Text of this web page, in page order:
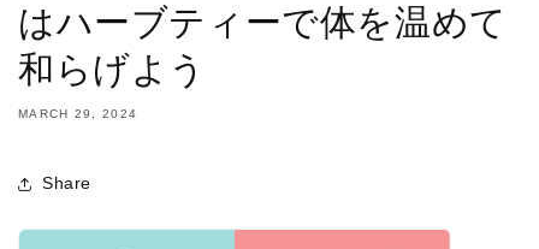
はハーブティーで体を温めて
和らげよう
MARCH 29, 2024
Share